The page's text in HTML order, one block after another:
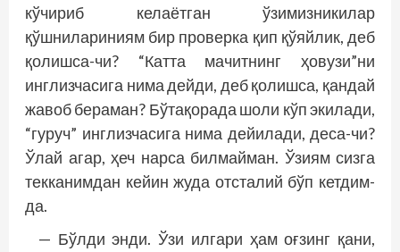
кўчириб келаётган ўзимизникилар
қўшнилариниям бир проверка қип қўяйлик, деб
қолишса-чи? “Катта мачитнинг ҳовузи”ни
инглизчасига нима дейди, деб қолишса, қандай
жавоб бераман? Бўтақорада шоли кўп экилади,
“гуруч” инглизчасига нима дейилади, деса-чи?
Ўлай агар, ҳеч нарса билмайман. Ўзиям сизга
текканимдан кейин жуда отсталий бўп кетдим-
да.
— Бўлди энди. Ўзи илгари ҳам оғзинг қани,